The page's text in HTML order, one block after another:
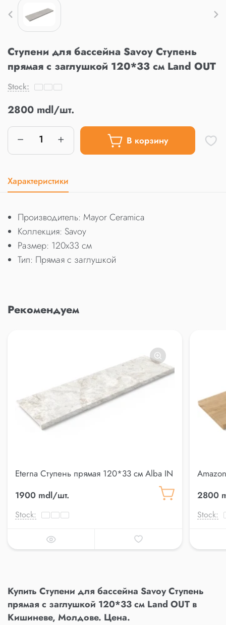
Ступени для бассейна Savoy Ступень
прямая с заглушкой 120*33 см Land OUT
Stock:
2800 mdl/шт.
В корзину
Характеристики
Производитель: Mayor Ceramica
Коллекция: Savoy
Размер: 120x33 см
Тип: Прямая с заглушкой
Рекомендуем
Eterna Ступень прямая 120*33 см Alba IN
1900 mdl/шт.
Stock:
2800
Stock:
Купить Ступени для бассейна Savoy Ступень
прямая с заглушкой 120*33 см Land OUT в
Кишиневе, Молдове. Цена.